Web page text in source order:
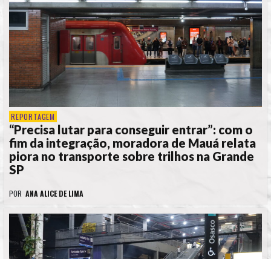
REPORTAGEM
“Precisa lutar para conseguir entrar”: com o
fim da integração, moradora de Mauá relata
piora no transporte sobre trilhos na Grande
SP
POR ANA ALICE DE LIMA